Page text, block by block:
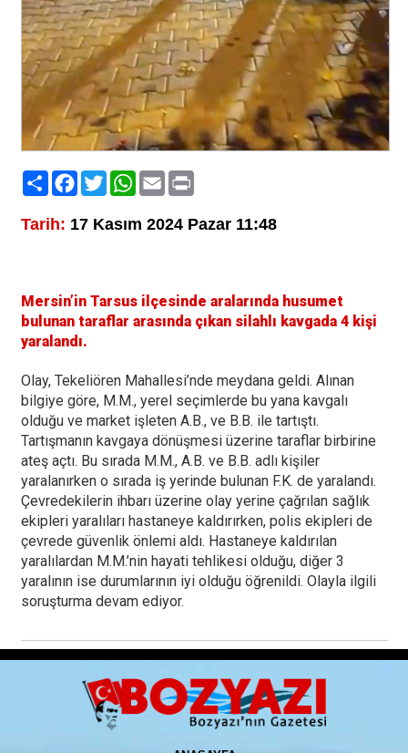
PaylaşFacebook
TwitterWhatsApp
EmailPrint
Tarih: 17 Kasım 2024 Pazar 11:48
Mersin’in Tarsus ilçesinde aralarında husumet
bulunan taraflar arasında çıkan silahlı kavgada 4 kişi
yaralandı.
Olay, Tekeliören Mahallesi’nde meydana geldi. Alınan
bilgiye göre, M.M., yerel seçimlerde bu yana kavgalı
olduğu ve market işleten A.B., ve B.B. ile tartıştı.
Tartışmanın kavgaya dönüşmesi üzerine taraflar birbirine
ateş açtı. Bu sırada M.M., A.B. ve B.B. adlı kişiler
yaralanırken o sırada iş yerinde bulunan F.K. de yaralandı.
Çevredekilerin ihbarı üzerine olay yerine çağrılan sağlık
ekipleri yaralıları hastaneye kaldırırken, polis ekipleri de
çevrede güvenlik önlemi aldı. Hastaneye kaldırılan
yaralılardan M.M.’nin hayati tehlikesi olduğu, diğer 3
yaralının ise durumlarının iyi olduğu öğrenildi. Olayla ilgili
soruşturma devam ediyor.